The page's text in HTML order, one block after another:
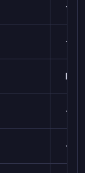
✓
✓
N/A
✓
✓